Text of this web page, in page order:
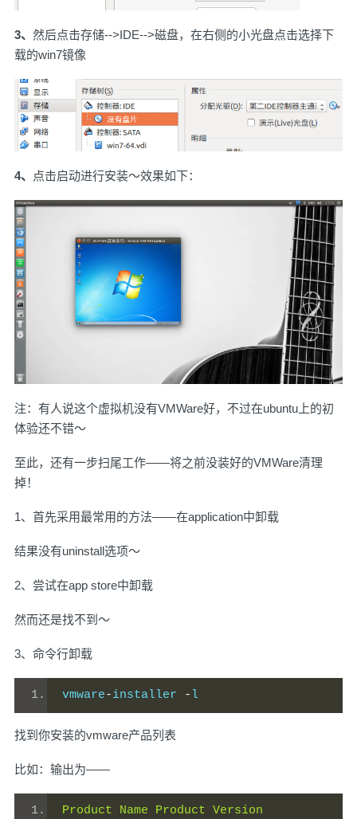
3、 然后点击存储-->IDE-->磁盘，在右侧的小光盘点击选择下
载的win7镜像
4、 点击启动进行安装～效果如下：
注：有人说这个虚拟机没有VMWare好，不过在ubuntu上的初
体验还不错～
至此，还有一步扫尾工作——将之前没装好的VMWare清理
掉！
1、首先采用最常用的方法——在application中卸载
结果没有uninstall选项～
2、尝试在app store中卸载
然而还是找不到～
3、命令行卸载
vmware-installer - l
找到你安装的vmware产品列表
比如：输出为——
Product Name Product Version